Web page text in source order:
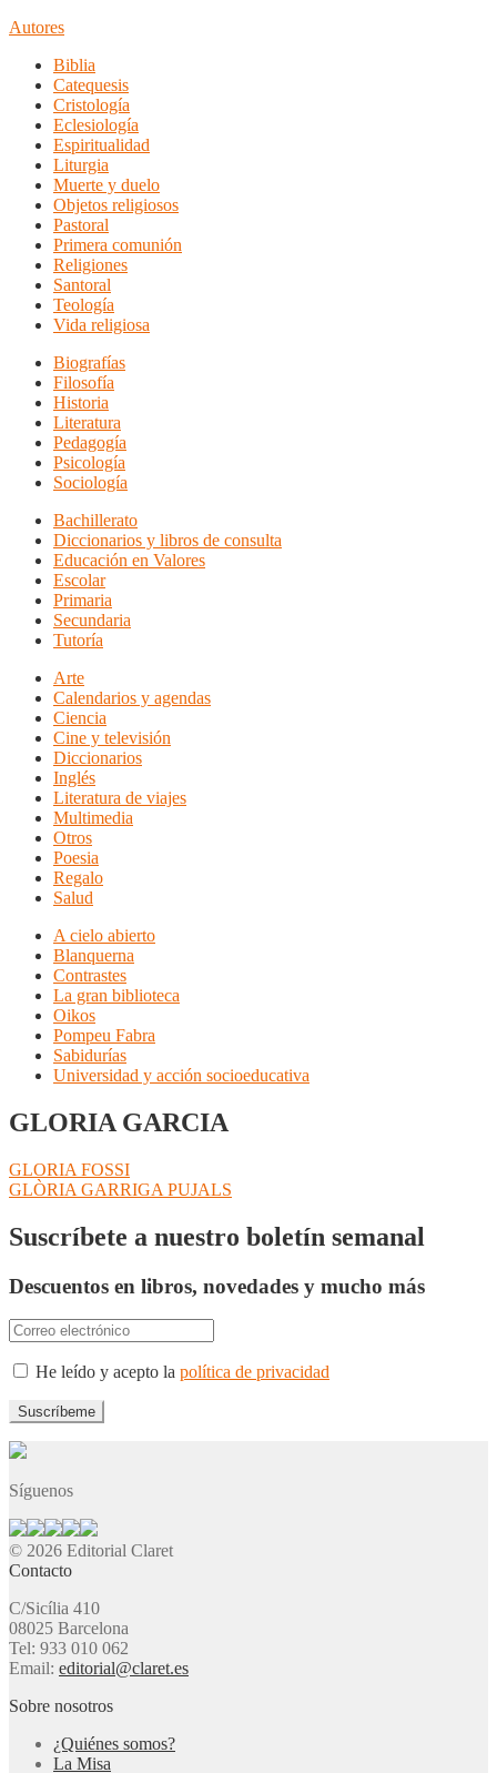
Autores
Biblia
Catequesis
Cristología
Eclesiología
Espiritualidad
Liturgia
Muerte y duelo
Objetos religiosos
Pastoral
Primera comunión
Religiones
Santoral
Teología
Vida religiosa
Biografías
Filosofía
Historia
Literatura
Pedagogía
Psicología
Sociología
Bachillerato
Diccionarios y libros de consulta
Educación en Valores
Escolar
Primaria
Secundaria
Tutoría
Arte
Calendarios y agendas
Ciencia
Cine y televisión
Diccionarios
Inglés
Literatura de viajes
Multimedia
Otros
Poesia
Regalo
Salud
A cielo abierto
Blanquerna
Contrastes
La gran biblioteca
Oikos
Pompeu Fabra
Sabidurías
Universidad y acción socioeducativa
GLORIA GARCIA
Navegación
de
entradas
Anterior:
GLORIA FOSSI
Siguiente:
GLÒRIA GARRIGA PUJALS
Suscríbete a nuestro boletín semanal
Descuentos en libros, novedades y mucho más
He leído y acepto la política de privacidad
Síguenos
© 2026 Editorial Claret
Contacto
C/Sicília 410
08025 Barcelona
Tel: 933 010 062
Email: editorial@claret.es
Sobre nosotros
¿Quiénes somos?
La Misa